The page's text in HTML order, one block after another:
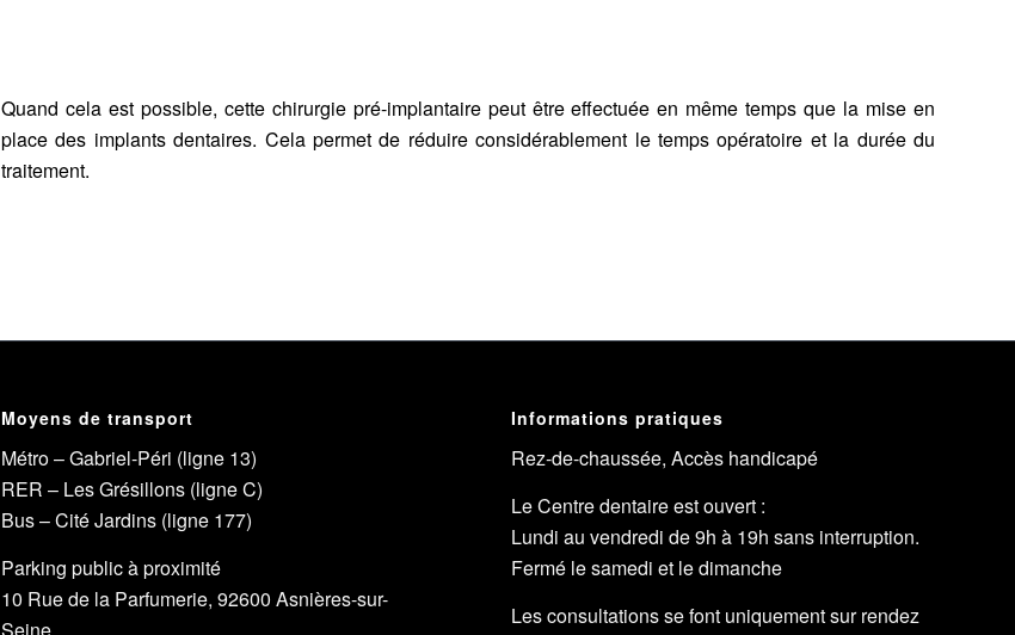
Quand cela est possible, cette chirurgie pré-implantaire peut être effectuée en même temps que la mise en
place des implants dentaires. Cela permet de réduire considérablement le temps opératoire et la durée du
traitement.
Moyens de transport
Métro – Gabriel-Péri (ligne 13)
RER – Les Grésillons (ligne C)
Bus – Cité Jardins (ligne 177)
Parking public à proximité
10 Rue de la Parfumerie, 92600 Asnières-sur-
Informations pratiques
Rez-de-chaussée, Accès handicapé
Le Centre dentaire est ouvert :
Lundi au vendredi de 9h à 19h sans interruption.
Fermé le samedi et le dimanche
Les consultations se font uniquement sur rendez